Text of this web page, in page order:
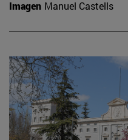
Imagen Manuel Castells